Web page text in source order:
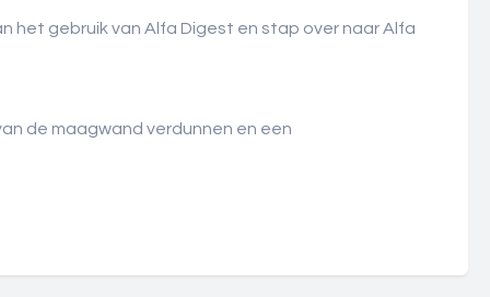
het gebruik van Alfa Digest en stap over naar Alfa
de maagwand verdunnen en een